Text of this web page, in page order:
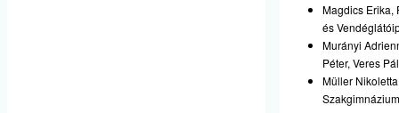
Magdics Erika,
és
Murányi
Péter, Veres
Müller